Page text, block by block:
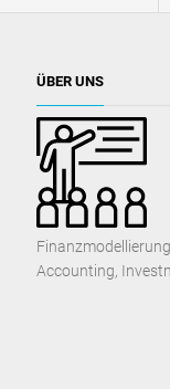
ÜBER UNS
Accounting,